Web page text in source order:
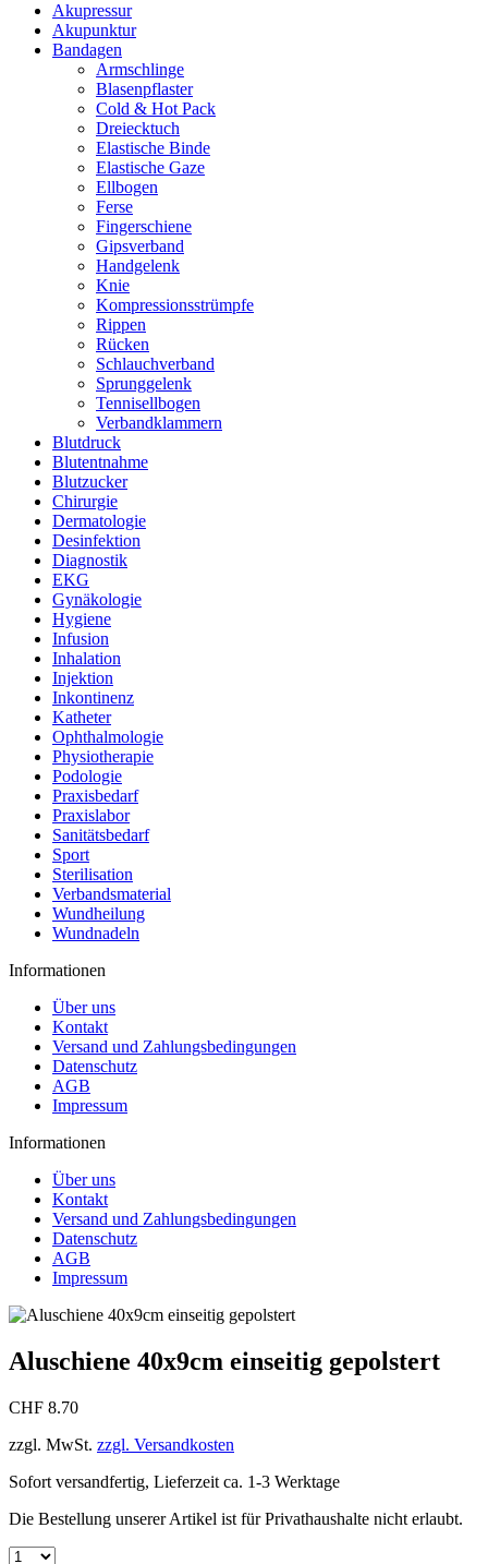
Akupressur
Akupunktur
Bandagen
Armschlinge
Blasenpflaster
Cold & Hot Pack
Dreiecktuch
Elastische Binde
Elastische Gaze
Ellbogen
Ferse
Fingerschiene
Gipsverband
Handgelenk
Knie
Kompressionsstrümpfe
Rippen
Rücken
Schlauchverband
Sprunggelenk
Tennisellbogen
Verbandklammern
Blutdruck
Blutentnahme
Blutzucker
Chirurgie
Dermatologie
Desinfektion
Diagnostik
EKG
Gynäkologie
Hygiene
Infusion
Inhalation
Injektion
Inkontinenz
Katheter
Ophthalmologie
Physiotherapie
Podologie
Praxisbedarf
Praxislabor
Sanitätsbedarf
Sport
Sterilisation
Verbandsmaterial
Wundheilung
Wundnadeln
Informationen
Über uns
Kontakt
Versand und Zahlungsbedingungen
Datenschutz
AGB
Impressum
Informationen
Über uns
Kontakt
Versand und Zahlungsbedingungen
Datenschutz
AGB
Impressum
Aluschiene 40x9cm einseitig gepolstert
CHF 8.70
zzgl. MwSt. zzgl. Versandkosten
Sofort versandfertig, Lieferzeit ca. 1-3 Werktage
Die Bestellung unserer Artikel ist für Privathaushalte nicht erlaubt.